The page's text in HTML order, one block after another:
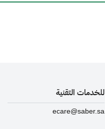
للخدمات التقنية
ecare@saber.sa